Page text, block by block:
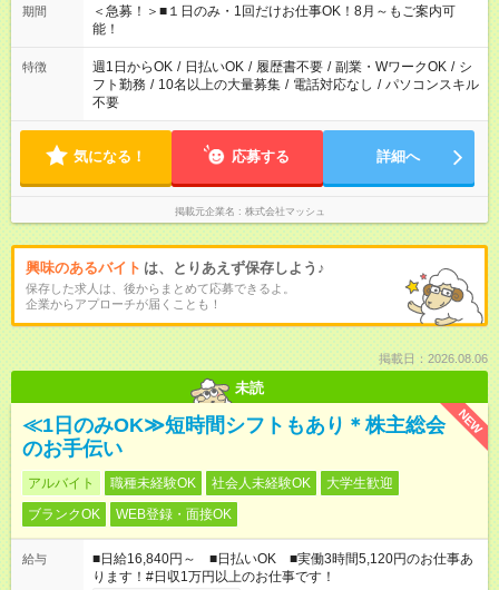
げるお仕事も！ ご希望のお時間に合わせてご紹介！ ※シフトは
現場によって異なります。 ※勿論、休憩時間はあるのでご安心
ください！
期間
＜急募！＞■１日のみ・1回だけお仕事OK！8月～もご案内可
能！
特徴 週1日からOK / 日払いOK / 履歴書不要 / 副業・WワークOK / シ
フト勤務 / 10名以上の大量募集 / 電話対応なし / パソコンスキル
不要
気になる！ 応募する 詳細へ
掲載元企業名 株式会社マッシュ
興味のあるバイト は、とりあえず保存しよう♪
保存した求人は、後からまとめて応募できるよ。
企業からアプローチが届くことも！
掲載日：2026.08.06
未読
NEW
≪1日のみOK≫短時間シフトもあり＊株主総会
のお手伝い
アルバイト 職種未経験OK 社会人未経験OK
大学生歓迎
ブランクOK
WEB登録・面接OK
給与
■日給16,840円～ ■日払いOK ■実働3時間5,120円のお仕事あ
ります！#日収1万円以上のお仕事です！